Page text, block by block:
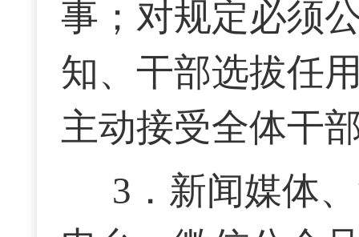
事；对规定必须
知、干部选拔任
主动接受全体干
3．新闻媒体